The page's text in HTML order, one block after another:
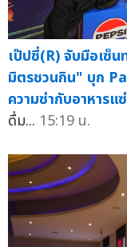
เป๊ปซี่(R) จับมือเซ็
มิตรชวนกิน" บุก
ความซ่ากับอาหาร
ดื่ม... 15:19 น.